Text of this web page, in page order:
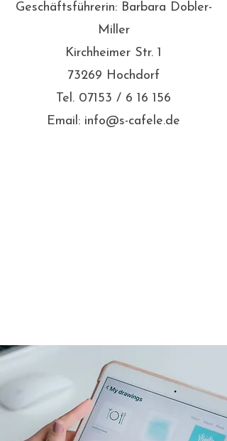
Geschäftsführerin: Barbara Dobler-
Miller
Kirchheimer Str. 1
73269 Hochdorf
Tel. 07153 / 6 16 156
Email: info@s-cafele.de